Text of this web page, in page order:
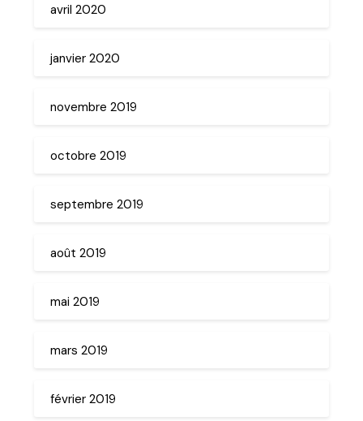
avril 2020
janvier 2020
novembre 2019
octobre 2019
septembre 2019
août 2019
mai 2019
mars 2019
février 2019